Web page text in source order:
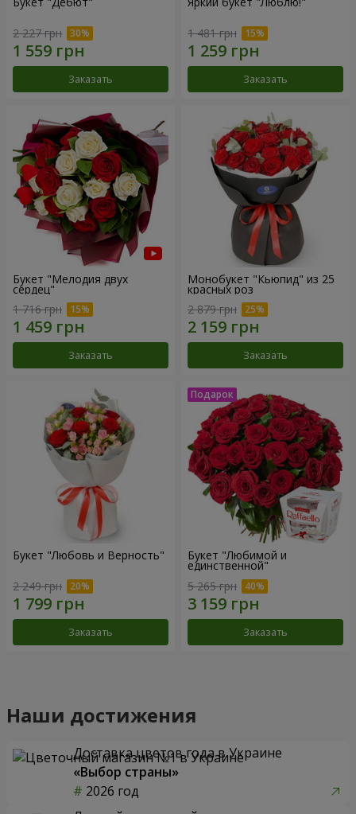
2 227 грн
Заказать
1 481 грн
Заказать
Букет "Мелодия двух
сердец"
1 716 грн
Заказать
Монобукет "Кьюпид" из 25
красных роз
2 879 грн
Заказать
Букет "Любовь и Верность"
2 249 грн
Заказать
Букет "Любимой и
единственной"
5 265 грн
Заказать
Наши достижения
Доставка цветов года в Украине
«Выбор страны»
2026 год